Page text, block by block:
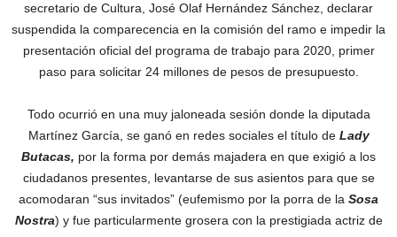
secretario de Cultura, José Olaf Hernández Sánchez, declarar
suspendida la comparecencia en la comisión del ramo e impedir la
presentación oficial del programa de trabajo para 2020, primer
paso para solicitar 24 millones de pesos de presupuesto.
Todo ocurrió en una muy jaloneada sesión donde la diputada
Martínez García, se ganó en redes sociales el título de Lady
Butacas, por la forma por demás majadera en que exigió a los
ciudadanos presentes, levantarse de sus asientos para que se
acomodaran “sus invitados” (eufemismo por la porra de la Sosa
Nostra) y fue particularmente grosera con la prestigiada actriz de